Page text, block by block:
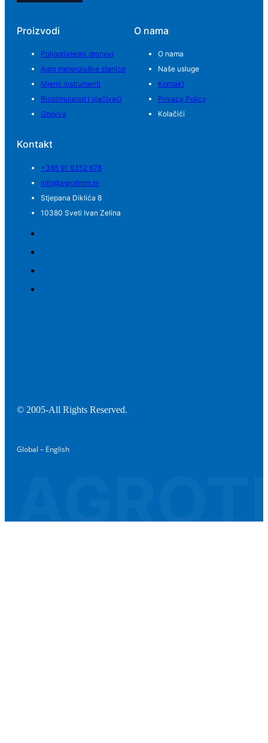
Proizvodi
Poljoprivredni dronovi
Agro meterološke stanice
Mjerni instrumenti
Biostimulatori i ojačivaći
Gnojiva
O nama
O nama
Naše usluge
Kontakt
Privacy Policy
Kolačići
Kontakt
+385 91 9352 678
info@agrotimm.hr
Stjepana Diklića 8
10380 Sveti Ivan Zelina
© 2005-All Rights Reserved.
Global – English